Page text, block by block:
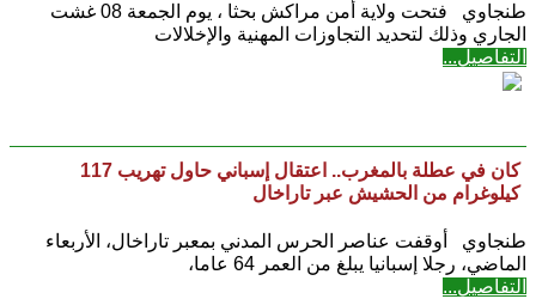
طنجاوي فتحت ولاية أمن مراكش بحثا ، يوم الجمعة 08 غشت
الجاري وذلك لتحديد التجاوزات المهنية والإخلالات
التفاصيل...
كان في عطلة بالمغرب.. اعتقال إسباني حاول تهريب 117
كيلوغرام من الحشيش عبر تاراخال
طنجاوي أوقفت عناصر الحرس المدني بمعبر تاراخال، الأربعاء
الماضي، رجلا إسبانيا يبلغ من العمر 64 عاما،
التفاصيل...